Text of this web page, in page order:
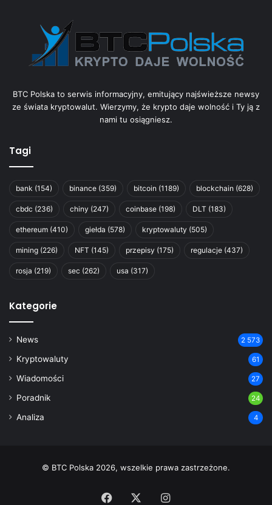
BTC Polska to serwis informacyjny, emitujący najświeższe newsy
ze świata kryptowalut. Wierzymy, że krypto daje wolność i Ty ją z
nami tu osiągniesz.
Tagi
bank (154) binance (359) bitcoin (1189) blockchain (628)
cbdc (236) chiny (247) coinbase (198) DLT (183)
ethereum (410) giełda (578) kryptowaluty (505)
mining (226) NFT (145) przepisy (175) regulacje (437)
rosja (219) sec (262) usa (317)
Kategorie
News 2 573
Kryptowaluty 61
Wiadomości 27
Poradnik 24
Analiza 4
© BTC Polska 2026, wszelkie prawa zastrzeżone.
Facebook Instagram